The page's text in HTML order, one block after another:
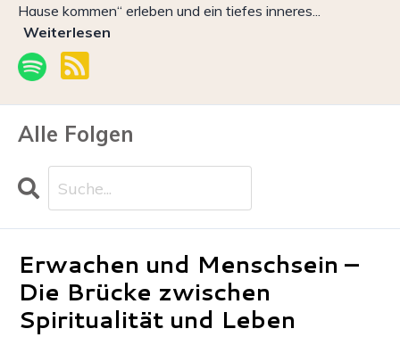
Hause kommen“ erleben und ein tiefes inneres...
Weiterlesen
Alle Folgen
Search
Erwachen und Menschsein –
Die Brücke zwischen
Spiritualität und Leben